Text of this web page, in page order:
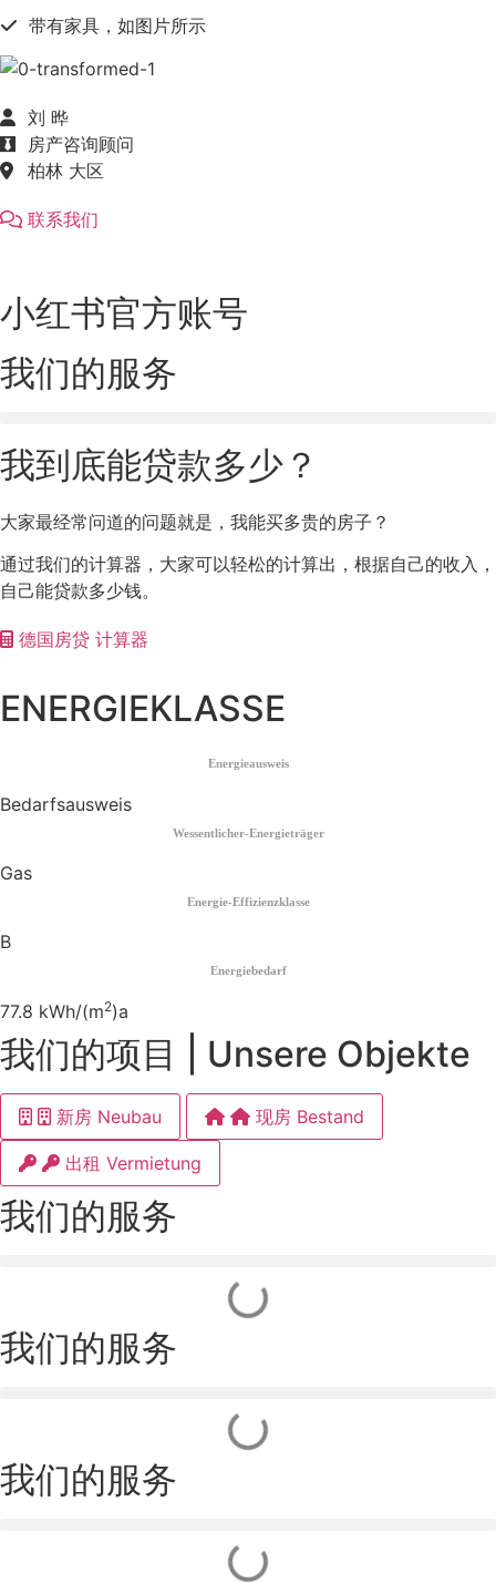
带有家具，如图片所示
刘 晔
房产咨询顾问
柏林 大区
联系我们
小红书官方账号
我们的服务
我到底能贷款多少？
大家最经常问道的问题就是，我能买多贵的房子？
通过我们的计算器，大家可以轻松的计算出，根据自己的收入，
自己能贷款多少钱。
德国房贷 计算器
ENERGIEKLASSE
Energieausweis
Bedarfsausweis
Wessentlicher-Energieträger
Gas
Energie-Effizienzklasse
B
Energiebedarf
77.8 kWh/(m2)a
我们的项目 | Unsere Objekte
新房 Neubau 现房 Bestand
出租 Vermietung
我们的服务
我们的服务
我们的服务